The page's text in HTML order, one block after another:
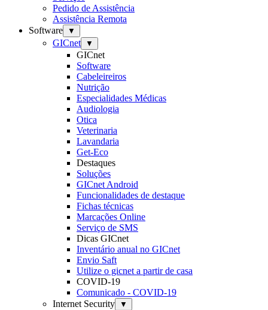
Pedido de Assistência
Assistência Remota
Software
▼
GICnet ▼
GICnet
Software
Cabeleireiros
Nutrição
Especialidades Médicas
Audiologia
Otica
Veterinaria
Lavandaria
Get-Eco
Destaques
Soluções
GICnet Android
Funcionalidades de destaque
Fichas técnicas
Marcações Online
Serviço de SMS
Dicas GICnet
Inventário anual no GICnet
Envio Saft
Utilize o gicnet a partir de casa
COVID-19
Comunicado - COVID-19
Internet Security
▼